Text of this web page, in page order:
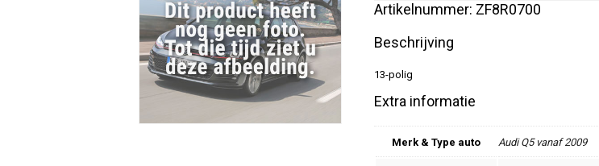
Artikelnummer: ZF8R0700
Beschrijving
13-polig
Extra informatie
Merk & Type auto Audi Q5 vanaf 2009